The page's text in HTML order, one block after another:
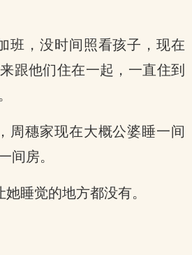
班，没时间照看孩子，现在
跟他们住在一起，一直住到
周穗家现在大概公婆睡一间
间房。
睡觉的地方都没有。